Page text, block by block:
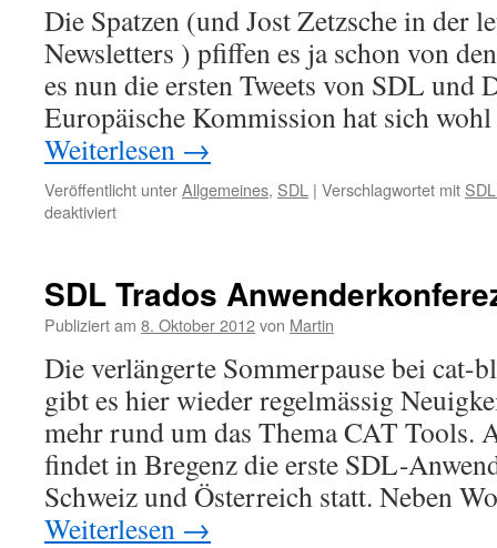
Die Spatzen (und Jost Zetzsche in der
Newsletters ) pfiffen es ja schon von
es nun die ersten Tweets von SDL und
Europäische Kommission hat sich
Weiterlesen →
Veröffentlicht unterAllgemeines, SDL | Verschlagwortet mit
deaktiviert
entscheidet
sich
für
Trados
Studio
SDL Trados
Publiziert am 8. Oktober 2012von Martin
Die verlängerte Sommerpause bei cat-
gibt es hier wieder regelmässig
mehr rund um das Thema CAT Tools.
findet in Bregenz die erste SDL-
Schweiz und Österreich statt. Neben
Weiterlesen →